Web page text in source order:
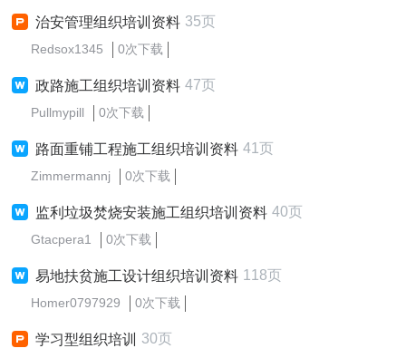
治安管理组织培训资料 35页
Redsox1345 0次下载
政路施工组织培训资料 47页
Pullmypill 0次下载
路面重铺工程施工组织培训资料 41页
Zimmermannj 0次下载
监利垃圾焚烧安装施工组织培训资料 40页
Gtacpera1 0次下载
易地扶贫施工设计组织培训资料 118页
Homer0797929 0次下载
学习型组织培训 30页